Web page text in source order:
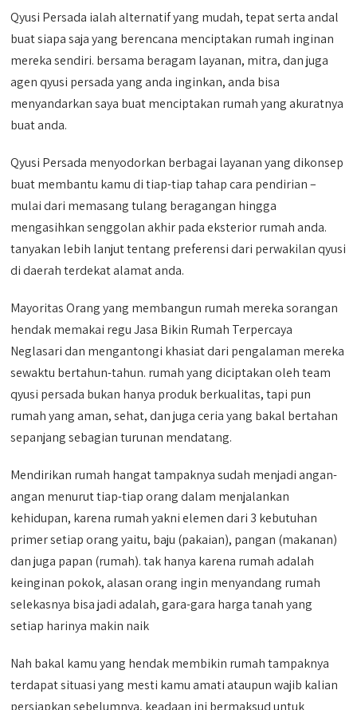
Qyusi Persada ialah alternatif yang mudah, tepat serta andal
buat siapa saja yang berencana menciptakan rumah inginan
mereka sendiri. bersama beragam layanan, mitra, dan juga
agen qyusi persada yang anda inginkan, anda bisa
menyandarkan saya buat menciptakan rumah yang akuratnya
buat anda.
Qyusi Persada menyodorkan berbagai layanan yang dikonsep
buat membantu kamu di tiap-tiap tahap cara pendirian –
mulai dari memasang tulang beragangan hingga
mengasihkan senggolan akhir pada eksterior rumah anda.
tanyakan lebih lanjut tentang preferensi dari perwakilan qyusi
di daerah terdekat alamat anda.
Mayoritas Orang yang membangun rumah mereka sorangan
hendak memakai regu Jasa Bikin Rumah Terpercaya
Neglasari dan mengantongi khasiat dari pengalaman mereka
sewaktu bertahun-tahun. rumah yang diciptakan oleh team
qyusi persada bukan hanya produk berkualitas, tapi pun
rumah yang aman, sehat, dan juga ceria yang bakal bertahan
sepanjang sebagian turunan mendatang.
Mendirikan rumah hangat tampaknya sudah menjadi angan-
angan menurut tiap-tiap orang dalam menjalankan
kehidupan, karena rumah yakni elemen dari 3 kebutuhan
primer setiap orang yaitu, baju (pakaian), pangan (makanan)
dan juga papan (rumah). tak hanya karena rumah adalah
keinginan pokok, alasan orang ingin menyandang rumah
selekasnya bisa jadi adalah, gara-gara harga tanah yang
setiap harinya makin naik
Nah bakal kamu yang hendak membikin rumah tampaknya
terdapat situasi yang mesti kamu amati ataupun wajib kalian
persiapkan sebelumnya, keadaan ini bermaksud untuk